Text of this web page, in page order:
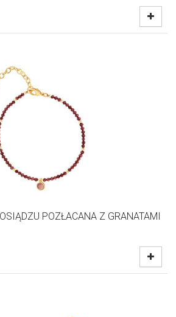
POZŁACANA Z GRANATAMI